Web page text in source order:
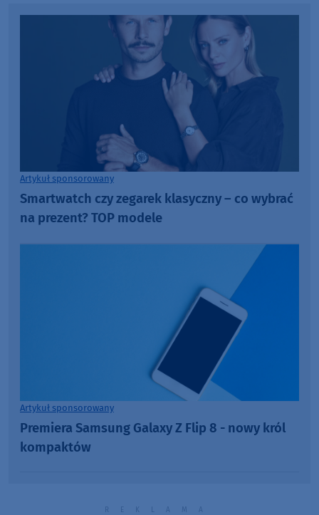
Artykuł sponsorowany
Smartwatch czy zegarek klasyczny – co wybrać
na prezent? TOP modele
Artykuł sponsorowany
Premiera Samsung Galaxy Z Flip 8 - nowy król
kompaktów